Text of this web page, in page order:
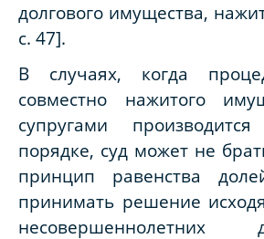
долгового имущества,
c. 47].
В случаях, когда
совместно нажитого
супругами
порядке, суд может не
принцип равенства
принимать решение